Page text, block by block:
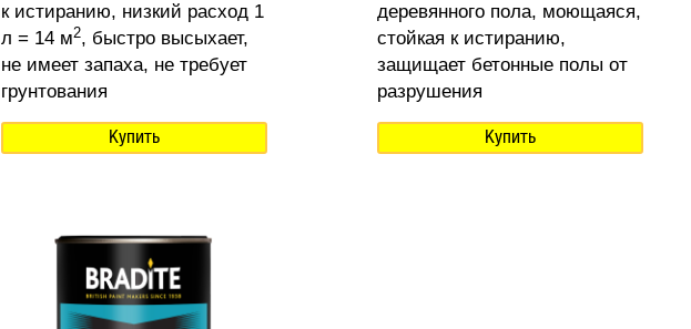
к истиранию, низкий расход 1
л = 14 м2, быстро высыхает,
не имеет запаха, не требует
грунтования
Купить
деревянного пола, моющаяся,
стойкая к истиранию,
защищает бетонные полы от
разрушения
Купить